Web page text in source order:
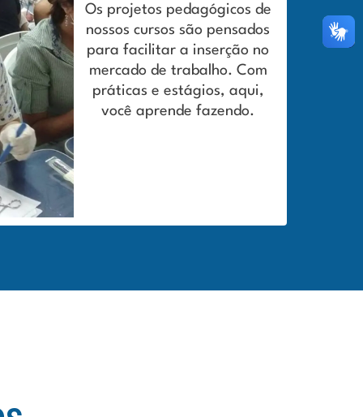
Os projetos pedagógicos de
nossos cursos são pensados
para facilitar a inserção no
mercado de trabalho. Com
práticas e estágios, aqui,
você aprende fazendo.